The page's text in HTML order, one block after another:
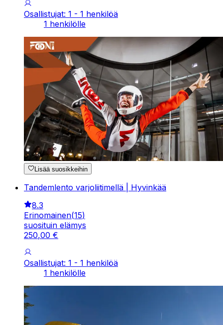
Osallistujat: 1 - 1 henkilöä
1 henkilölle
Lisää suosikkeihin
Tandemlento varjoliitimellä | Hyvinkää
8.3
Erinomainen(15)
suosituin elämys
250,00 €
Osallistujat: 1 - 1 henkilöä
1 henkilölle